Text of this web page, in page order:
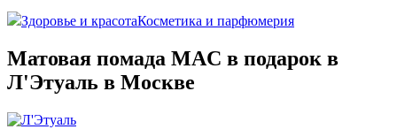
Здоровье и красотаКосметика и парфюмерия
Матовая помада MAC в подарок в
Л'Этуаль в Москве